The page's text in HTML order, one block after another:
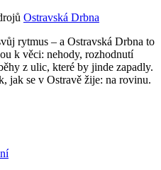
Ostravská Drbna
rytmus – a Ostravská Drbna to
k věci: nehody, rozhodnutí
z ulic, které by jinde zapadly.
jak se v Ostravě žije: na rovinu.